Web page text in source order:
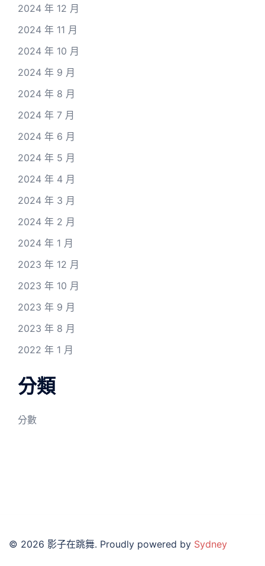
2024 年 12 月
2024 年 11 月
2024 年 10 月
2024 年 9 月
2024 年 8 月
2024 年 7 月
2024 年 6 月
2024 年 5 月
2024 年 4 月
2024 年 3 月
2024 年 2 月
2024 年 1 月
2023 年 12 月
2023 年 10 月
2023 年 9 月
2023 年 8 月
2022 年 1 月
分類
分數
© 2026 影子在跳舞. Proudly powered by Sydney